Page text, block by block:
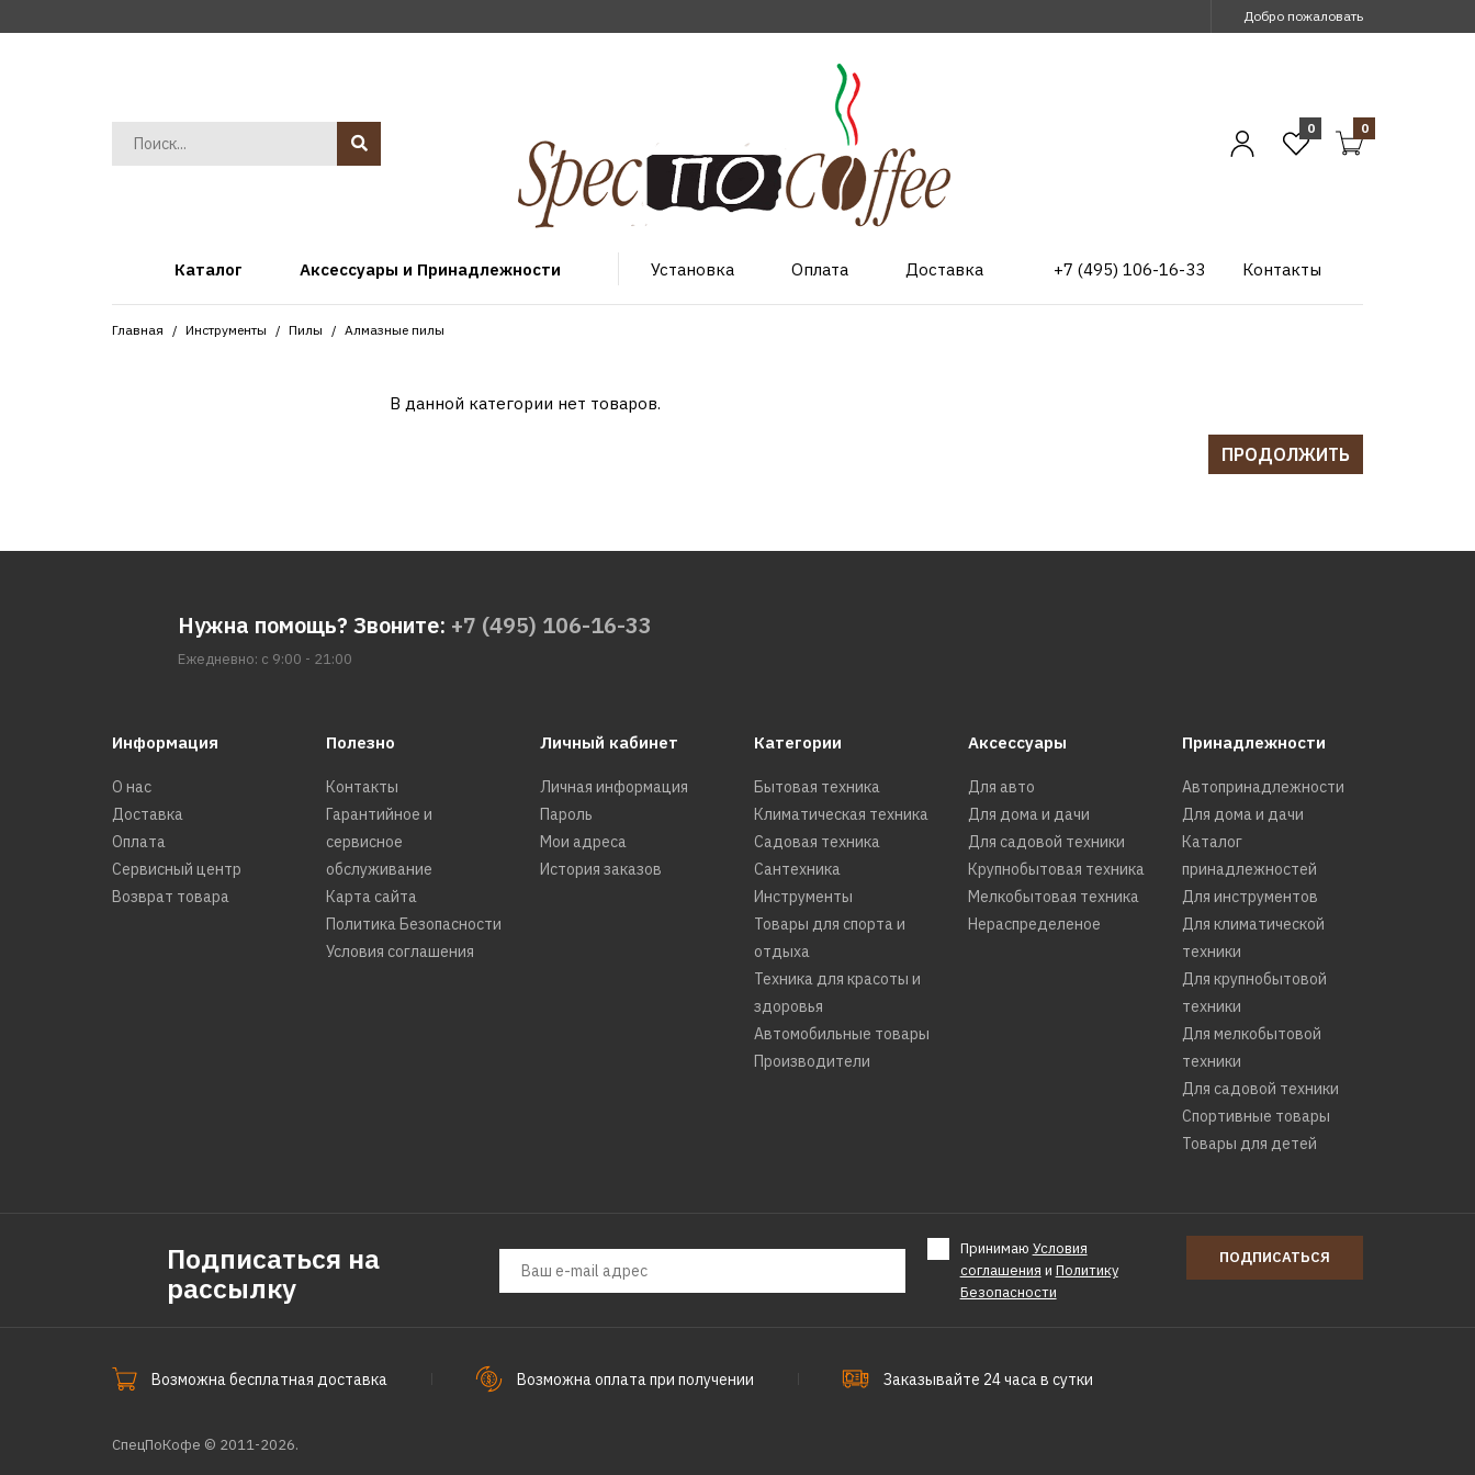
Добро пожаловать
0 0
Каталог Аксессуары и Принадлежности Установка Оплата Доставка +7 (495) 106-16-33 Контакты
Главная Инструменты Пилы Алмазные пилы
В данной категории нет товаров.
ПРОДОЛЖИТЬ
Нужна помощь? Звоните: +7 (495) 106-16-33
Ежедневно: с 9:00 - 21:00
Информация
О нас
Доставка
Оплата
Сервисный центр
Возврат товара
Полезно
Контакты
Гарантийное и
сервисное
обслуживание
Карта сайта
Политика Безопасности
Условия соглашения
Личный кабинет
Личная информация
Пароль
Мои адреса
История заказов
Категории
Бытовая техника
Климатическая техника
Садовая техника
Сантехника
Инструменты
Товары для спорта и
отдыха
Техника для красоты и
здоровья
Автомобильные товары
Производители
Аксессуары
Для авто
Для дома и дачи
Для садовой техники
Крупнобытовая техника
Мелкобытовая техника
Нераспределеное
Принадлежности
Автопринадлежности
Для дома и дачи
Каталог
принадлежностей
Для инструментов
Для климатической
техники
Для крупнобытовой
техники
Для мелкобытовой
техники
Для садовой техники
Спортивные товары
Товары для детей
Подписаться на
рассылку
Принимаю Условия
соглашения и Политику
Безопасности
ПОДПИСАТЬСЯ
Возможна бесплатная доставка Возможна оплата при получении Заказывайте 24 часа в сутки
СпецПоКофе © 2011-2026.